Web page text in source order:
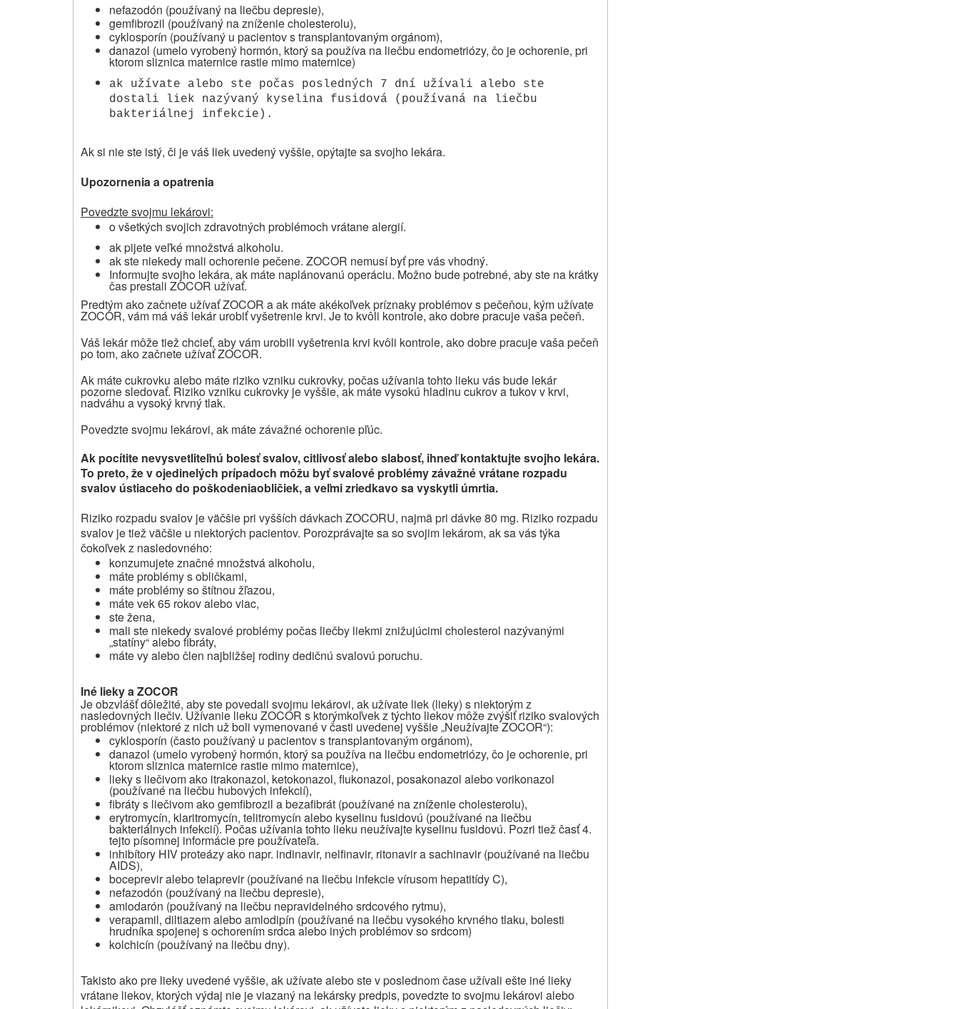
nefazodón (používaný na liečbu depresie),
gemfibrozil (používaný na zníženie cholesterolu),
cyklosporín (používaný u pacientov s transplantovaným orgánom),
danazol (umelo vyrobený hormón, ktorý sa používa na liečbu endometriózy, čo je ochorenie, pri
ktorom sliznica maternice rastie mimo maternice)
ak užívate alebo ste počas posledných 7 dní užívali alebo ste
dostali liek nazývaný kyselina fusidová (používaná na liečbu
bakteriálnej infekcie).
Ak si nie ste istý, či je váš liek uvedený vyššie, opýtajte sa svojho lekára.
Upozornenia a opatrenia
Povedzte svojmu lekárovi:
o všetkých svojich zdravotných problémoch vrátane alergií.
ak pijete veľké množstvá alkoholu.
ak ste niekedy mali ochorenie pečene. ZOCOR nemusí byť pre vás vhodný.
Informujte svojho lekára, ak máte naplánovanú operáciu. Možno bude potrebné, aby ste na krátky
čas prestali ZOCOR užívať.
Predtým ako začnete užívať ZOCOR a ak máte akékoľvek príznaky problémov s pečeňou, kým užívate
ZOCOR, vám má váš lekár urobiť vyšetrenie krvi. Je to kvôli kontrole, ako dobre pracuje vaša pečeň.
Váš lekár môže tiež chcieť, aby vám urobili vyšetrenia krvi kvôli kontrole, ako dobre pracuje vaša pečeň
po tom, ako začnete užívať ZOCOR.
Ak máte cukrovku alebo máte riziko vzniku cukrovky, počas užívania tohto lieku vás bude lekár
pozorne sledovať. Riziko vzniku cukrovky je vyššie, ak máte vysokú hladinu cukrov a tukov v krvi,
nadváhu a vysoký krvný tlak.
Povedzte svojmu lekárovi, ak máte závažné ochorenie pľúc.
Ak pocítite nevysvetliteľnú bolesť svalov, citlivosť alebo slabosť, ihneď kontaktujte svojho lekára.
To preto, že v ojedinelých prípadoch môžu byť svalové problémy závažné vrátane rozpadu
svalov ústiaceho do poškodeniaobličiek, a veľmi zriedkavo sa vyskytli úmrtia.
Riziko rozpadu svalov je väčšie pri vyšších dávkach ZOCORU, najmä pri dávke 80 mg. Riziko rozpadu
svalov je tiež väčšie u niektorých pacientov. Porozprávajte sa so svojim lekárom, ak sa vás týka
čokoľvek z nasledovného:
konzumujete značné množstvá alkoholu,
máte problémy s obličkami,
máte problémy so štítnou žľazou,
máte vek 65 rokov alebo viac,
ste žena,
mali ste niekedy svalové problémy počas liečby liekmi znižujúcimi cholesterol nazývanými
„statíny“ alebo fibráty,
máte vy alebo člen najbližšej rodiny dedičnú svalovú poruchu.
Iné lieky a ZOCOR
Je obzvlášť dôležité, aby ste povedali svojmu lekárovi, ak užívate liek (lieky) s niektorým z
nasledovných liečiv. Užívanie lieku ZOCOR s ktorýmkoľvek z týchto liekov môže zvýšiť riziko svalových
problémov (niektoré z nich už boli vymenované v časti uvedenej vyššie „Neužívajte ZOCOR“):
cyklosporín (často používaný u pacientov s transplantovaným orgánom),
danazol (umelo vyrobený hormón, ktorý sa používa na liečbu endometriózy, čo je ochorenie, pri
ktorom sliznica maternice rastie mimo maternice),
lieky s liečivom ako itrakonazol, ketokonazol, flukonazol, posakonazol alebo vorikonazol
(používané na liečbu hubových infekcií),
fibráty s liečivom ako gemfibrozil a bezafibrát (používané na zníženie cholesterolu),
erytromycín, klaritromycín, telitromycín alebo kyselinu fusidovú (používané na liečbu
bakteriálnych infekcií). Počas užívania tohto lieku neužívajte kyselinu fusidovú. Pozri tiež časť 4.
tejto písomnej informácie pre používateľa.
inhibítory HIV proteázy ako napr. indinavir, nelfinavir, ritonavir a sachinavir (používané na liečbu
AIDS),
boceprevir alebo telaprevir (používané na liečbu infekcie vírusom hepatitídy C),
nefazodón (používaný na liečbu depresie),
amiodarón (používaný na liečbu nepravidelného srdcového rytmu),
verapamil, diltiazem alebo amlodipín (používané na liečbu vysokého krvného tlaku, bolesti
hrudníka spojenej s ochorením srdca alebo iných problémov so srdcom)
kolchicín (používaný na liečbu dny).
Takisto ako pre lieky uvedené vyššie, ak užívate alebo ste v poslednom čase užívali ešte iné lieky
vrátane liekov, ktorých výdaj nie je viazaný na lekársky predpis, povedzte to svojmu lekárovi alebo